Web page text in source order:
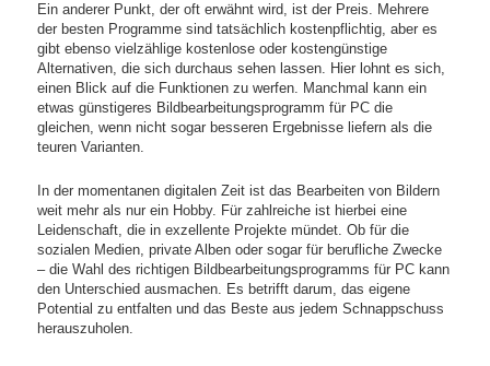
Ein anderer Punkt, der oft erwähnt wird, ist der Preis. Mehrere
der besten Programme sind tatsächlich kostenpflichtig, aber es
gibt ebenso vielzählige kostenlose oder kostengünstige
Alternativen, die sich durchaus sehen lassen. Hier lohnt es sich,
einen Blick auf die Funktionen zu werfen. Manchmal kann ein
etwas günstigeres Bildbearbeitungsprogramm für PC die
gleichen, wenn nicht sogar besseren Ergebnisse liefern als die
teuren Varianten.
In der momentanen digitalen Zeit ist das Bearbeiten von Bildern
weit mehr als nur ein Hobby. Für zahlreiche ist hierbei eine
Leidenschaft, die in exzellente Projekte mündet. Ob für die
sozialen Medien, private Alben oder sogar für berufliche Zwecke
– die Wahl des richtigen Bildbearbeitungsprogramms für PC kann
den Unterschied ausmachen. Es betrifft darum, das eigene
Potential zu entfalten und das Beste aus jedem Schnappschuss
herauszuholen.